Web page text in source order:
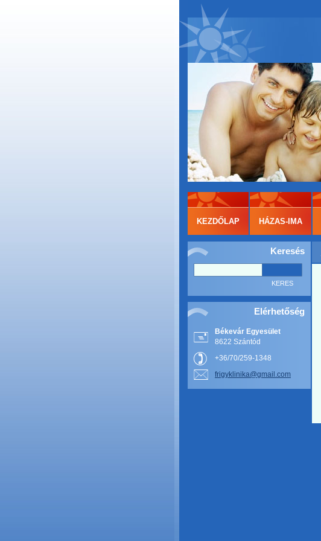
Keresés
Elérhetőség
Békevár Egyesület
8622 Szántód
+36/70/259-1348
frigyklinika@gmail.com
KEZDŐLAP HÁZAS-IMA